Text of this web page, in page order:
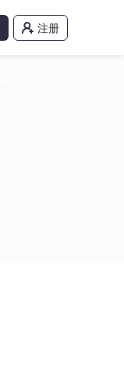
注册